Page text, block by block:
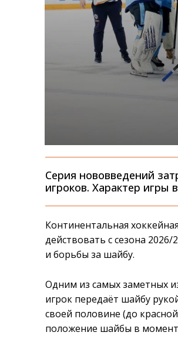
Серия нововведений
игроков. Характер игры
Континентальная
действовать с сезона
и борьбы за шайбу.
Одним из самых заметных
игрок передаёт шайбу
своей половине (до
положение шайбы в